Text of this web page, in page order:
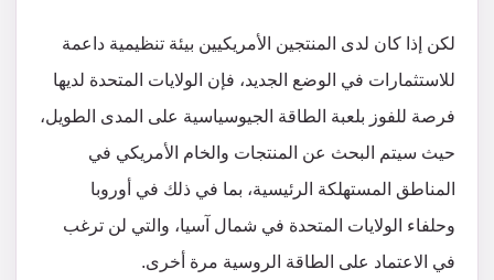
لكن إذا كان لدى المنتجين الأمريكيين بيئة تنظيمية داعمة
للاستثمارات في الوضع الجديد، فإن الولايات المتحدة لديها
فرصة للفوز بلعبة الطاقة الجيوسياسية على المدى الطويل،
حيث سيتم البحث عن المنتجات والخام الأمريكي في
المناطق المستهلكة الرئيسية، بما في ذلك في أوروبا
وحلفاء الولايات المتحدة في شمال آسيا، والتي لن ترغب
في الاعتماد على الطاقة الروسية مرة أخرى.